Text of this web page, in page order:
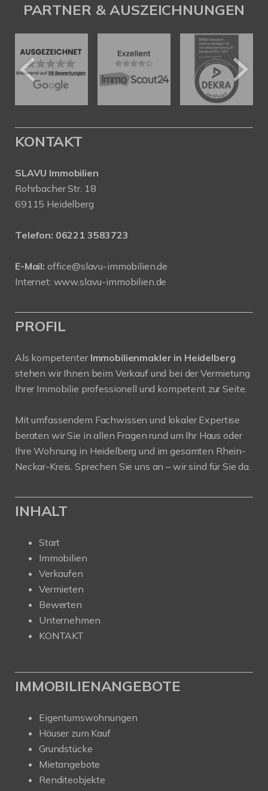
PARTNER & AUSZEICHNUNGEN
KONTAKT
SLAVU Immobilien
Rohrbacher Str. 18
69115 Heidelberg
Telefon: 06221 3583723
E-Mail: office@slavu-immobilien.de
Internet: www.slavu-immobilien.de
PROFIL
Als kompetenter Immobilienmakler in Heidelberg
stehen wir Ihnen beim Verkauf und bei der Vermietung
Ihrer Immobilie professionell und kompetent zur Seite.
Mit umfassendem Fachwissen und lokaler Expertise
beraten wir Sie in allen Fragen rund um Ihr Haus oder
Ihre Wohnung in Heidelberg und im gesamten Rhein-
Neckar-Kreis. Sprechen Sie uns an – wir sind für Sie da.
INHALT
Start
Immobilien
Verkaufen
Vermieten
Bewerten
Unternehmen
KONTAKT
IMMOBILIENANGEBOTE
Eigentumswohnungen
Häuser zum Kauf
Grundstücke
Mietangebote
Renditeobjekte